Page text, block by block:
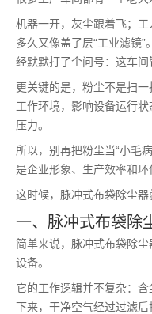
机器一开，灰尘跟着飞；
多久又像盖了层“工业滤镜
经默默打了个问号：这车
更关键的是，粉尘不是扫
工作环境，影响设备运行
压力。
所以，别再把粉尘当“小毛
是企业形象、生产效率和环
这时候，脉冲式布袋除尘器
一、脉冲式布袋除
简单来说，脉冲式布袋除
设备。
它的工作逻辑并不复杂：
下来，干净空气经过过滤